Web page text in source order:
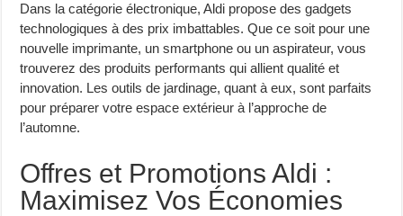
Dans la catégorie électronique, Aldi propose des gadgets
technologiques à des prix imbattables. Que ce soit pour une
nouvelle imprimante, un smartphone ou un aspirateur, vous
trouverez des produits performants qui allient qualité et
innovation. Les outils de jardinage, quant à eux, sont parfaits
pour préparer votre espace extérieur à l’approche de
l’automne.
Offres et Promotions Aldi :
Maximisez Vos Économies